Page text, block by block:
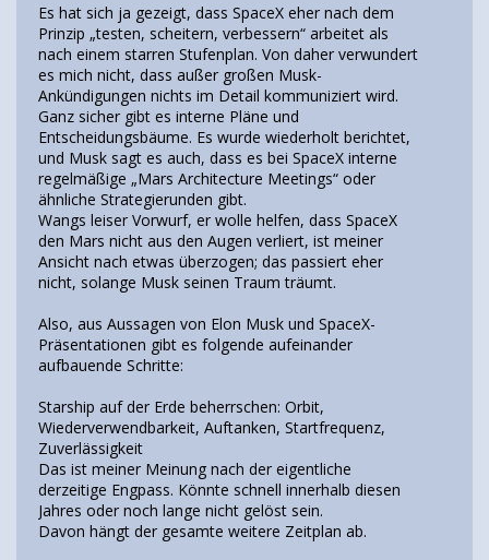
Es hat sich ja gezeigt, dass SpaceX eher nach dem
Prinzip „testen, scheitern, verbessern“ arbeitet als
nach einem starren Stufenplan. Von daher verwundert
es mich nicht, dass außer großen Musk-
Ankündigungen nichts im Detail kommuniziert wird.
Ganz sicher gibt es interne Pläne und
Entscheidungsbäume. Es wurde wiederholt berichtet,
und Musk sagt es auch, dass es bei SpaceX interne
regelmäßige „Mars Architecture Meetings“ oder
ähnliche Strategierunden gibt.
Wangs leiser Vorwurf, er wolle helfen, dass SpaceX
den Mars nicht aus den Augen verliert, ist meiner
Ansicht nach etwas überzogen; das passiert eher
nicht, solange Musk seinen Traum träumt.
Also, aus Aussagen von Elon Musk und SpaceX-
Präsentationen gibt es folgende aufeinander
aufbauende Schritte:
Starship auf der Erde beherrschen: Orbit,
Wiederverwendbarkeit, Auftanken, Startfrequenz,
Zuverlässigkeit
Das ist meiner Meinung nach der eigentliche
derzeitige Engpass. Könnte schnell innerhalb diesen
Jahres oder noch lange nicht gelöst sein.
Davon hängt der gesamte weitere Zeitplan ab.